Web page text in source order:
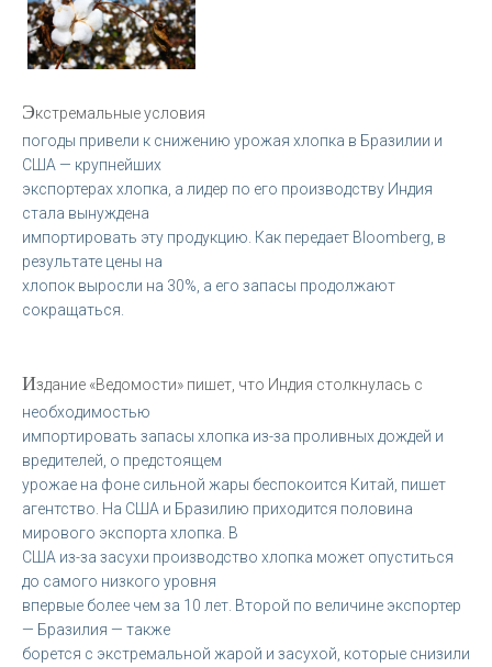
Экстремальные условия
погоды привели к снижению урожая хлопка в Бразилии и
США — крупнейших
экспортерах хлопка, а лидер по его производству Индия
стала вынуждена
импортировать эту продукцию. Как передает Bloomberg, в
результате цены на
хлопок выросли на 30%, а его запасы продолжают
сокращаться.
Издание «Ведомости» пишет, что Индия столкнулась с
необходимостью
импортировать запасы хлопка из-за проливных дождей и
вредителей, о предстоящем
урожае на фоне сильной жары беспокоится Китай, пишет
агентство. На США и Бразилию приходится половина
мирового экспорта хлопка. В
США из-за засухи производство хлопка может опуститься
до самого низкого уровня
впервые более чем за 10 лет. Второй по величине экспортер
— Бразилия — также
борется с экстремальной жарой и засухой, которые снизили